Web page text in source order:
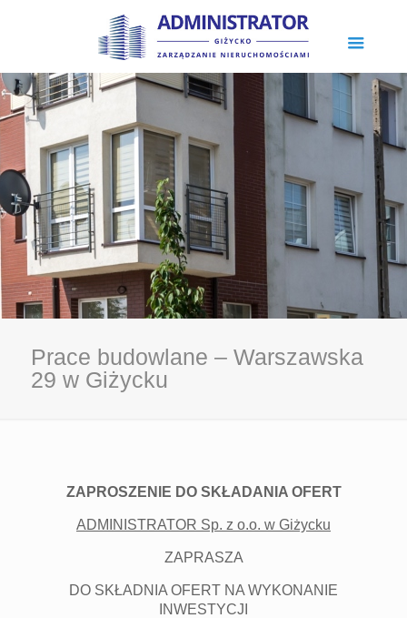
Prace budowlane – Warszawska
29 w Giżycku
ZAPROSZENIE DO SKŁADANIA OFERT
ADMINISTRATOR Sp. z o.o. w Giżycku
ZAPRASZA
DO SKŁADNIA OFERT NA WYKONANIE
INWESTYCJI